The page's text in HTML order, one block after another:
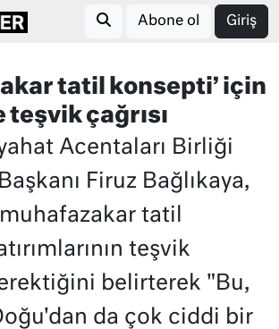
Abone ol Giriş
tatil konsepti’ için
teşvik çağrısı
Acentaları Birliği
Firuz Bağlıkaya,
muhafazakar tatil
teşvik
belirterek "Bu,
da çok ciddi bir